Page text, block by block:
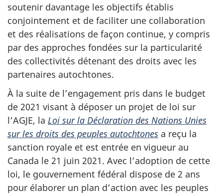
soutenir davantage les objectifs établis
conjointement et de faciliter une collaboration
et des réalisations de façon continue, y compris
par des approches fondées sur la particularité
des collectivités détenant des droits avec les
partenaires autochtones.
À la suite de l’engagement pris dans le budget
de 2021 visant à déposer un projet de loi sur
l’AGJE, la Loi sur la Déclaration des Nations Unies
sur les droits des peuples autochtones a reçu la
sanction royale et est entrée en vigueur au
Canada le 21 juin 2021. Avec l’adoption de cette
loi, le gouvernement fédéral dispose de 2 ans
pour élaborer un plan d’action avec les peuples